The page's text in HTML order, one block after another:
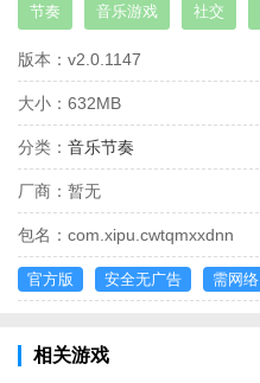
节奏 音乐游戏 社交
版本： v2.0.1147
大小： 632MB
分类： 音乐节奏
厂商： 暂无
包名： com.xipu.cwtqmxxdnn
官方版 安全无广告 需网络
相关游戏